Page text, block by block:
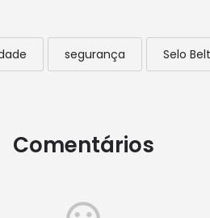
segurança Selo
Comentários